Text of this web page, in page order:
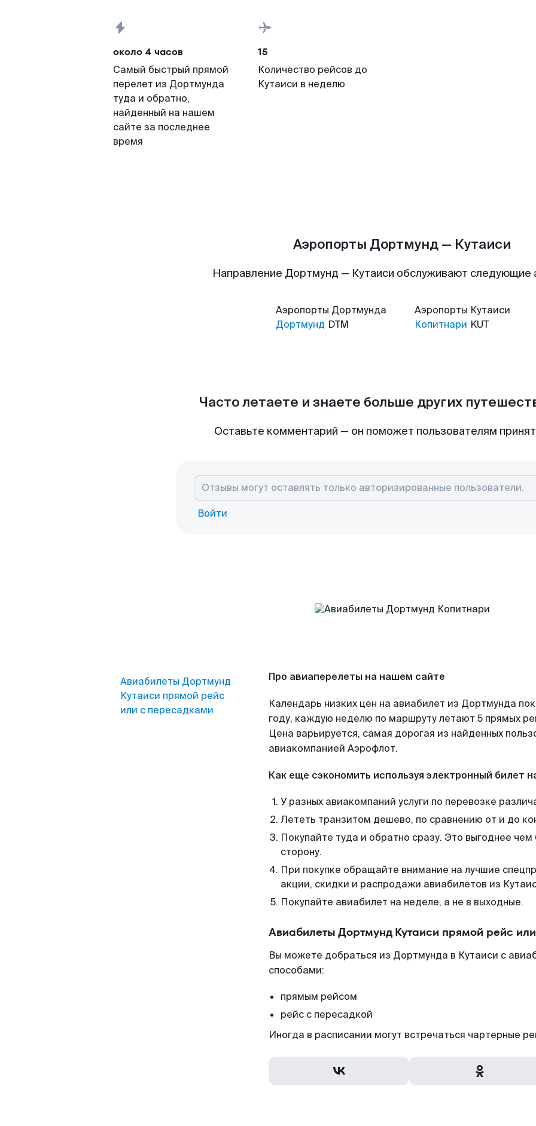
около 4 часов
Самый быстрый прямой
перелет из Дортмунда
туда и обратно,
найденный на нашем
сайте за последнее
время
15
Количество рейсов до
Кутаиси в неделю
Аэропорты Дортмунд — Кутаиси
Направление Дортмунд — Кутаиси обслуживают следующие
Аэропорты Дортмунда
Дортмунд DTM
Аэропорты Кутаиси
Копитнари KUT
Часто летаете и знаете больше других
Оставьте комментарий — он поможет пользователям
Войти
Авиабилеты Дортмунд
Кутаиси прямой рейс
или с пересадками
Про авиаперелеты на нашем сайте
Календарь низких цен на авиабилет из Дортмунда
году, каждую неделю по маршруту летают 5 прямых
Цена варьируется, самая дорогая из найденных
авиакомпанией Аэрофлот.
Как еще сэкономить используя электронный билет
У разных авиакомпаний услуги по перевозке
Лететь транзитом дешево, по сравнению от и до
Покупайте туда и обратно сразу. Это выгоднее
сторону.
При покупке обращайте внимание на лучшие
акции, скидки и распродажи авиабилетов из
Покупайте авиабилет на неделе, а не в выходные.
Авиабилеты Дортмунд Кутаиси прямой рейс
Вы можете добраться из Дортмунда в Кутаиси с
способами:
прямым рейсом
рейс с пересадкой
Иногда в расписании могут встречаться чартерные